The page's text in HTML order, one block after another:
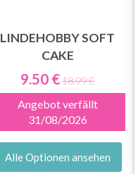
LINDEHOBBY SOFT
CAKE
9.50 €18.99 €
Angebot verfällt
31/08/2026
Alle Optionen ansehen